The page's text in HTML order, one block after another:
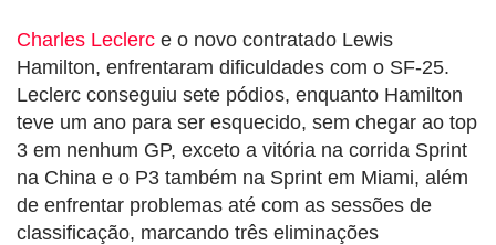
Charles Leclerc e o novo contratado Lewis
Hamilton, enfrentaram dificuldades com o SF-25.
Leclerc conseguiu sete pódios, enquanto Hamilton
teve um ano para ser esquecido, sem chegar ao top
3 em nenhum GP, exceto a vitória na corrida Sprint
na China e o P3 também na Sprint em Miami, além
de enfrentar problemas até com as sessões de
classificação, marcando três eliminações